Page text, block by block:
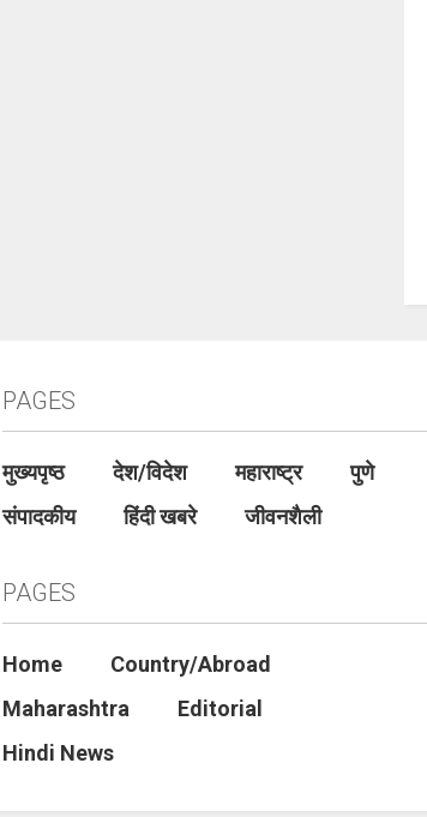
PAGES
मुख्यपृष्ठ देश/विदेश महाराष्ट्र
पुणे
संपादकीय
हिंदी खबरे जीवनशैली
PAGES
Home
Country/Abroad
Maharashtra
Editorial
Hindi News